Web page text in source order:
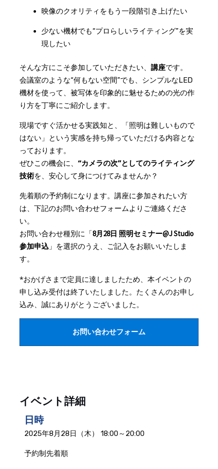
映像のクオリティをもう一段階引き上げたい
少ない機材でも“プロらしいライティング”を実
現したい
そんな方にこそ参加していただきたい、 講座です。
会議室のような“何もない空間”でも、シンプルなLED
機材を使って、被写体を印象的に魅せるための光の作
り方を丁寧にご紹介します。
現場ですぐ活かせる実践知と、「照明は難しいもので
はない」という実感を持ち帰っていただける内容とな
っております。
ぜひこの機会に、 “カメラの次”としてのライティング
技術を、安心して身につけてみませんか？
先着順の予約制になります。講座に参加されたい方
は、下記のお問い合わせフォームよりご連絡くださ
い。
お問い合わせ種別に「8月28日 照明セミナー@J Studio
参加申込 」を選択のうえ、ご記入をお願いいたしま
す。
*おかげさまで定員に達しましたため、本イベントの
申し込み受付は終了いたしました。たくさんのお申し
込み、誠にありがとうございました。
お問い合わせフォーム
イベント詳細
日時
2025年8月28日（木） 18:00～20:00
予約制先着順